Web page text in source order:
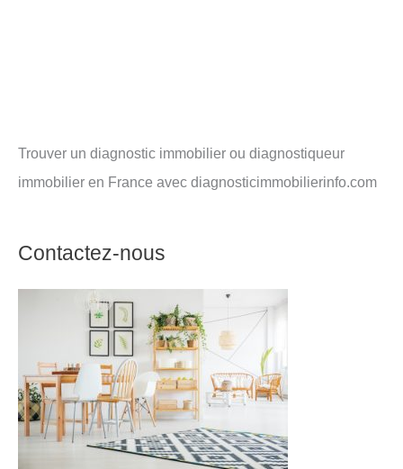
Trouver un diagnostic immobilier ou diagnostiqueur
immobilier en France avec diagnosticimmobilierinfo.com
Contactez-nous